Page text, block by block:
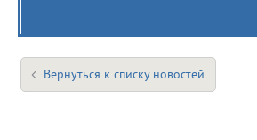
Вернуться к списку новостей